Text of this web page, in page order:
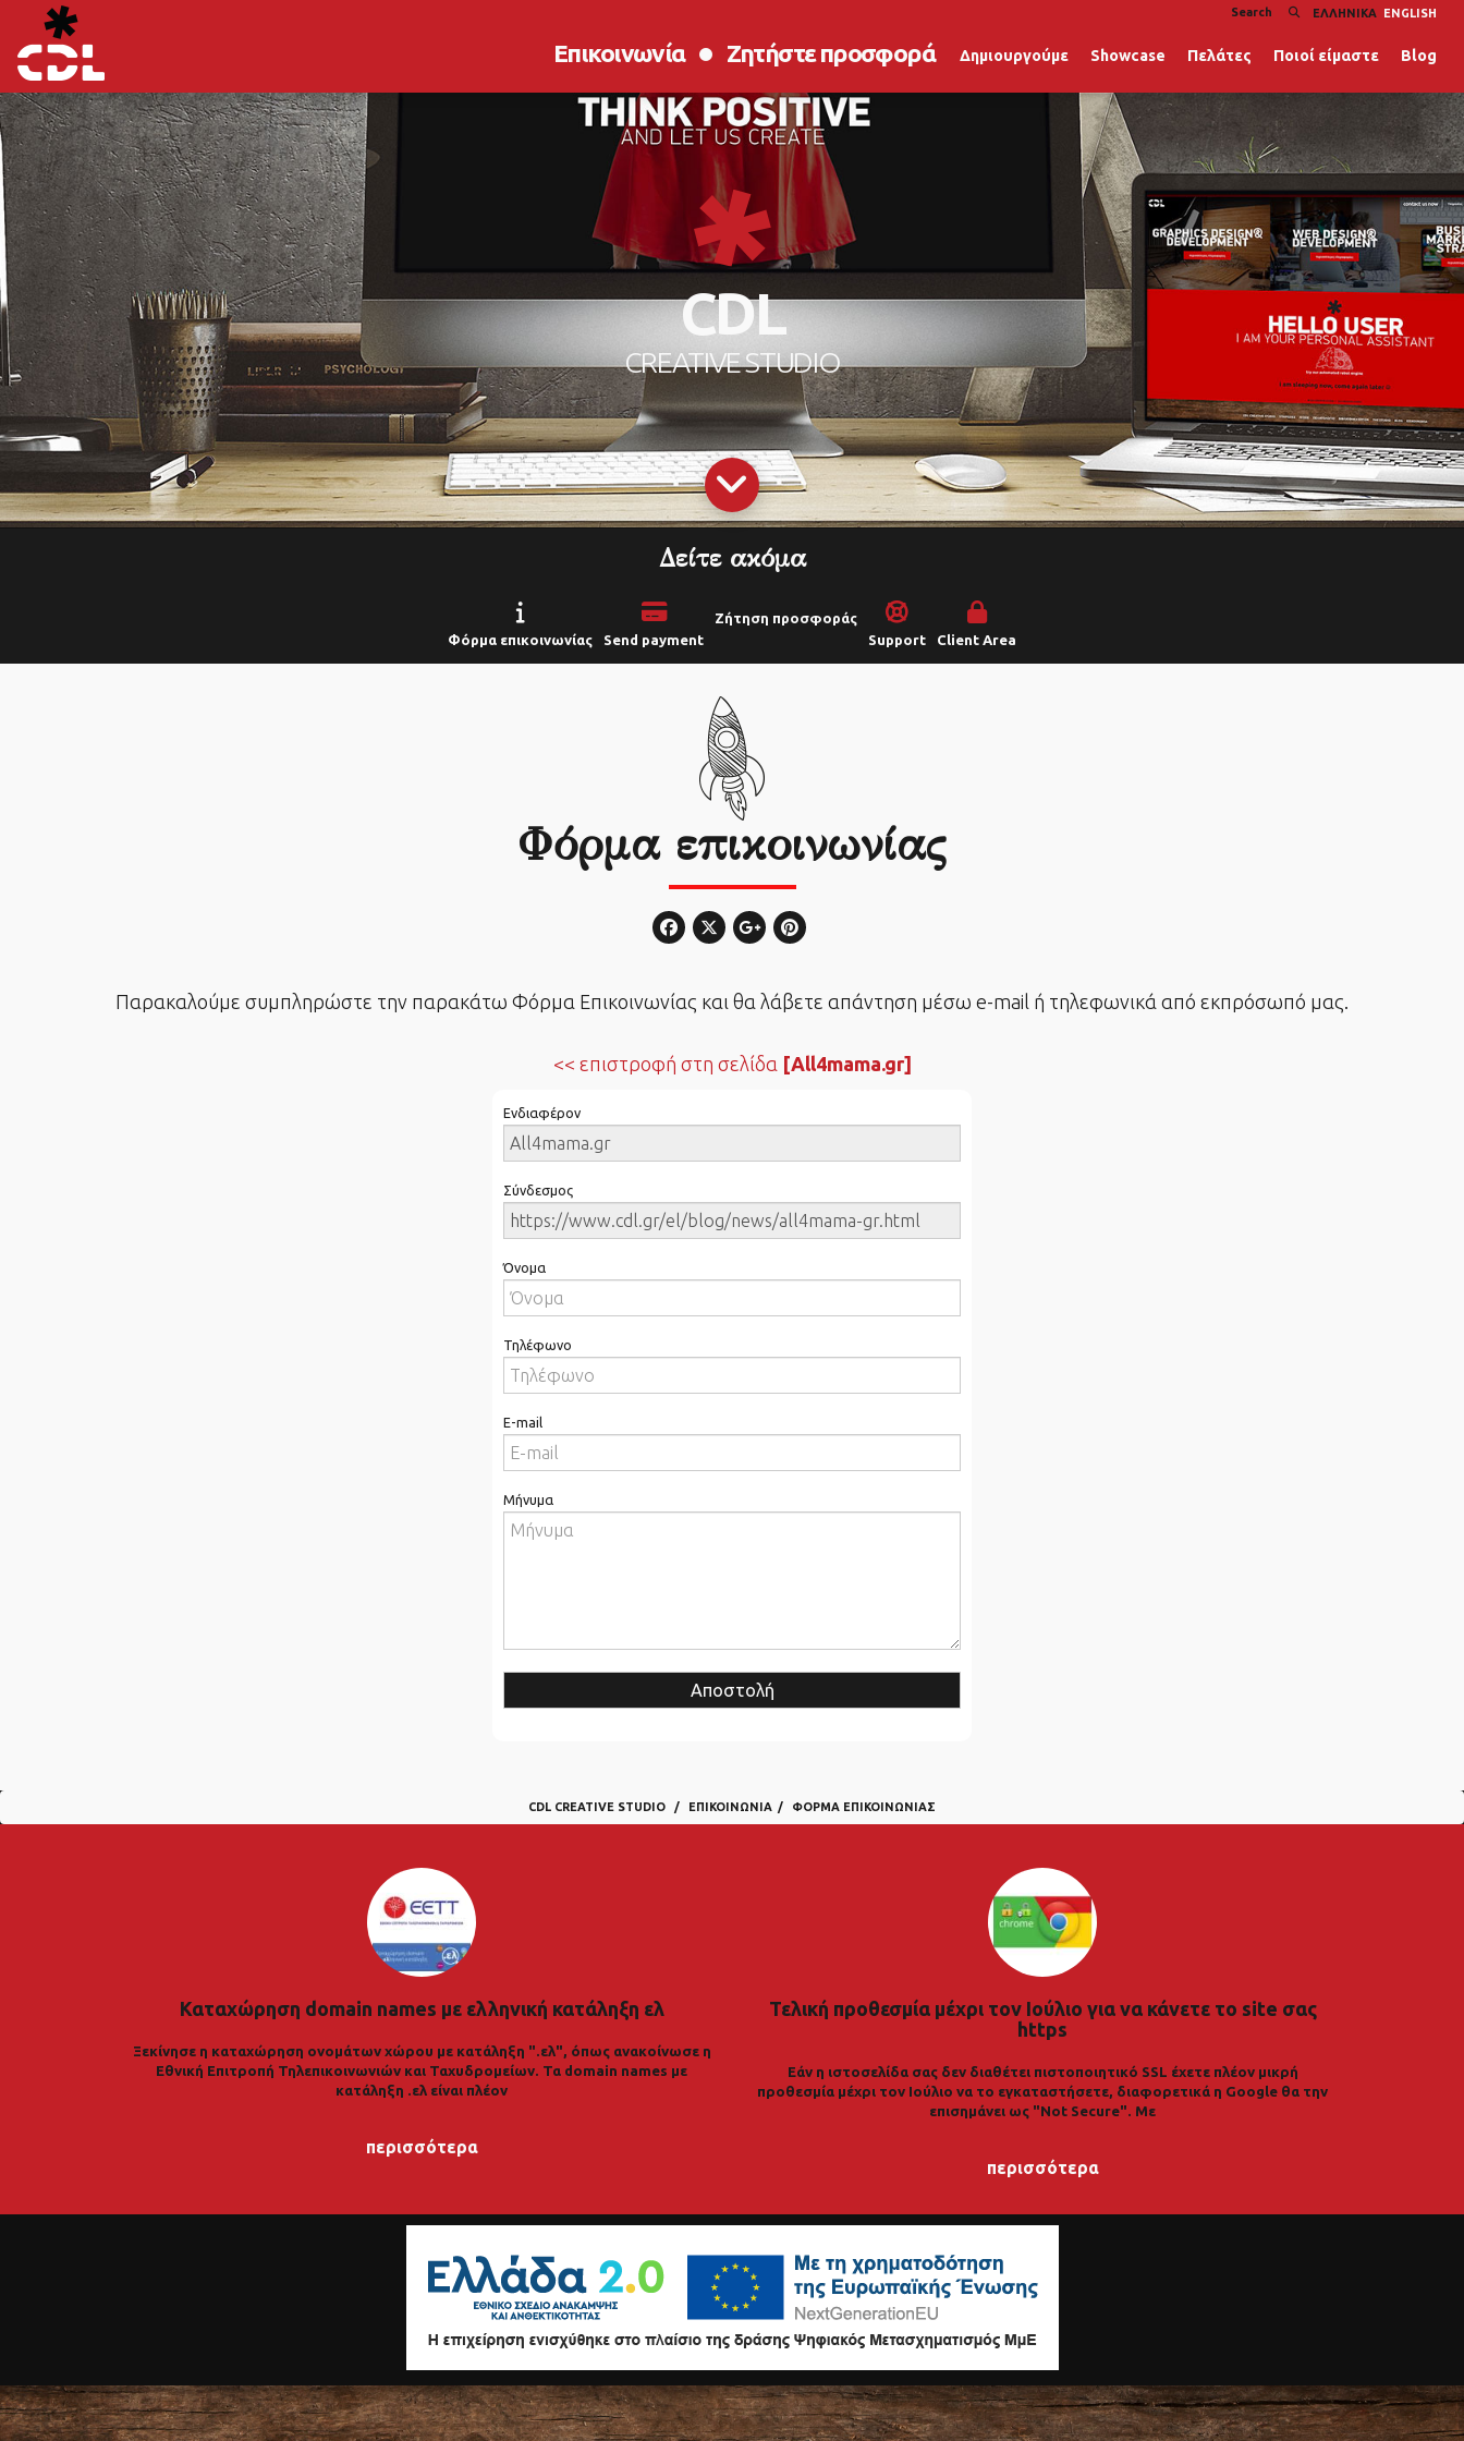
ΕΛΛΗΝΙΚΆ ENGLISH
Επικοινωνία Ζητήστε προσφορά Δημιουργούμε Showcase Πελάτες Ποιοί είμαστε Blog
CDL
CREATIVE STUDIO
Δείτε ακόμα
Φόρμα επικοινωνίας Send payment
Ζήτηση προσφοράς
Support
Client Area
Φόρμα επικοινωνίας
Παρακαλούμε συμπληρώστε την παρακάτω Φόρμα Επικοινωνίας και θα λάβετε απάντηση μέσω e-mail ή τηλεφωνικά από εκπρόσωπό μας.
επιστροφή στη σελίδα [All4mama.gr]
Ενδιαφέρον
Σύνδεσμος
Όνομα
Τηλέφωνο
E-mail
Μήνυμα
Αποστολή
CDL CREATIVE STUDIO ΕΠΙΚΟΙΝΩΝΊΑ ΦΌΡΜΑ ΕΠΙΚΟΙΝΩΝΊΑΣ
Καταχώρηση domain names με ελληνική κατάληξη ελ
Ξεκίνησε η καταχώρηση ονομάτων χώρου με κατάληξη ".ελ", όπως ανακοίνωσε η
Εθνική Επιτροπή Τηλεπικοινωνιών και Ταχυδρομείων. Τα domain names με
κατάληξη .ελ είναι πλέον
περισσότερα
Τελική προθεσμία μέχρι τον Ιούλιο για να κάνετε το site σας
https
Εάν η ιστοσελίδα σας δεν διαθέτει πιστοποιητικό SSL έχετε πλέον μικρή
προθεσμία μέχρι τον Ιούλιο να το εγκαταστήσετε, διαφορετικά η Google θα την
επισημάνει ως "Not Secure". Με
περισσότερα